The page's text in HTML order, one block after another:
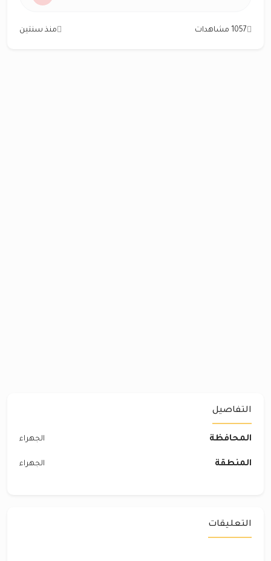
1057 مشاهدات منذ سنتين
التفاصيل
المحافظة الجهراء
المنطقة الجهراء
التعليقات